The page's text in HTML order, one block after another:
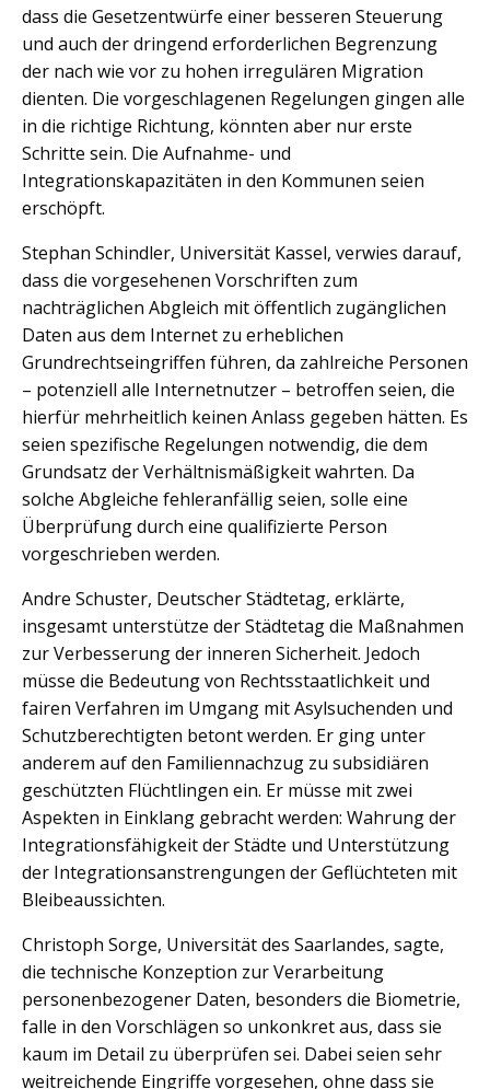
dass die Gesetzentwürfe einer besseren Steuerung
und auch der dringend erforderlichen Begrenzung
der nach wie vor zu hohen irregulären Migration
dienten. Die vorgeschlagenen Regelungen gingen alle
in die richtige Richtung, könnten aber nur erste
Schritte sein. Die Aufnahme- und
Integrationskapazitäten in den Kommunen seien
erschöpft.
Stephan Schindler, Universität Kassel, verwies darauf,
dass die vorgesehenen Vorschriften zum
nachträglichen Abgleich mit öffentlich zugänglichen
Daten aus dem Internet zu erheblichen
Grundrechtseingriffen führen, da zahlreiche Personen
– potenziell alle Internetnutzer – betroffen seien, die
hierfür mehrheitlich keinen Anlass gegeben hätten. Es
seien spezifische Regelungen notwendig, die dem
Grundsatz der Verhältnismäßigkeit wahrten. Da
solche Abgleiche fehleranfällig seien, solle eine
Überprüfung durch eine qualifizierte Person
vorgeschrieben werden.
Andre Schuster, Deutscher Städtetag, erklärte,
insgesamt unterstütze der Städtetag die Maßnahmen
zur Verbesserung der inneren Sicherheit. Jedoch
müsse die Bedeutung von Rechtsstaatlichkeit und
fairen Verfahren im Umgang mit Asylsuchenden und
Schutzberechtigten betont werden. Er ging unter
anderem auf den Familiennachzug zu subsidiären
geschützten Flüchtlingen ein. Er müsse mit zwei
Aspekten in Einklang gebracht werden: Wahrung der
Integrationsfähigkeit der Städte und Unterstützung
der Integrationsanstrengungen der Geflüchteten mit
Bleibeaussichten.
Christoph Sorge, Universität des Saarlandes, sagte,
die technische Konzeption zur Verarbeitung
personenbezogener Daten, besonders die Biometrie,
falle in den Vorschlägen so unkonkret aus, dass sie
kaum im Detail zu überprüfen sei. Dabei seien sehr
weitreichende Eingriffe vorgesehen, ohne dass sie